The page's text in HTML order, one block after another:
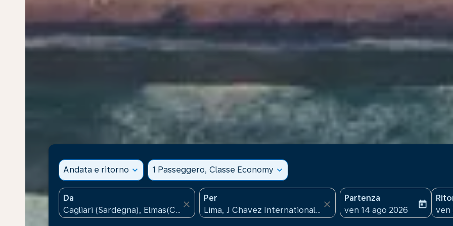
Andata e ritorno expand_more 1 Passeggero, Classe Economy expand_more
Da
close
Per
close
Partenza
fc-booking-departure-
ven 14 ago 2026
today
fc-
ven